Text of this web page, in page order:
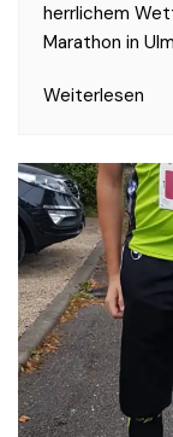
herrlichem
Marathon in
Weiterlesen